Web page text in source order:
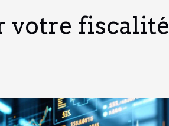
votre fiscalité